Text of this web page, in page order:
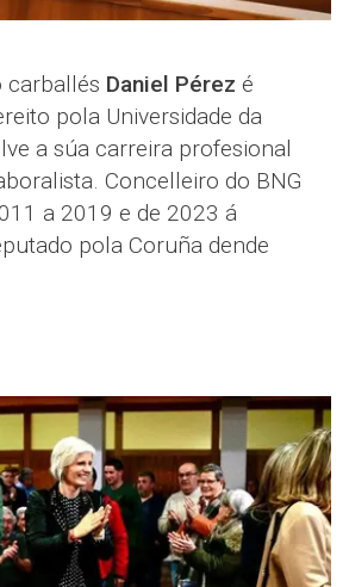
carballés Daniel Pérez é
pola Universidade da
a súa carreira profesional
Concelleiro do BNG
a 2019 e de 2023 á
pola Coruña dende